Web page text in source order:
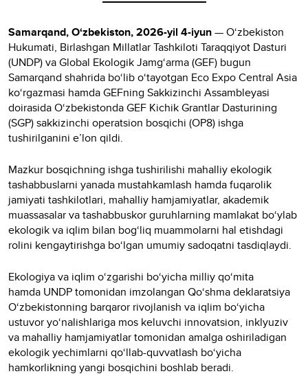
Samarqand, O‘zbekiston, 2026-yil 4-iyun— O‘zbekiston
Hukumati, Birlashgan Millatlar Tashkiloti Taraqqiyot Dasturi
(UNDP) va Global Ekologik Jamg‘arma (GEF) bugun
Samarqand shahrida bo‘lib o‘tayotgan Eco Expo Central Asia
ko‘rgazmasi hamda GEFning Sakkizinchi Assambleyasi
doirasida O‘zbekistonda GEF Kichik Grantlar Dasturining
(SGP) sakkizinchi operatsion bosqichi (OP8) ishga
tushirilganini e’lon qildi.
Mazkur bosqichning ishga tushirilishi mahalliy ekologik
tashabbuslarni yanada mustahkamlash hamda fuqarolik
jamiyati tashkilotlari, mahalliy hamjamiyatlar, akademik
muassasalar va tashabbuskor guruhlarning mamlakat bo‘ylab
ekologik va iqlim bilan bog‘liq muammolarni hal etishdagi
rolini kengaytirishga bo‘lgan umumiy sadoqatni tasdiqlaydi.
Ekologiya va iqlim o‘zgarishi bo‘yicha milliy qo‘mita
hamda UNDP tomonidan imzolangan Qo‘shma deklaratsiya
O‘zbekistonning barqaror rivojlanish va iqlim bo‘yicha
ustuvor yo‘nalishlariga mos keluvchi innovatsion, inklyuziv
va mahalliy hamjamiyatlar tomonidan amalga oshiriladigan
ekologik yechimlarni qo‘llab-quvvatlash bo‘yicha
hamkorlikning yangi bosqichini boshlab beradi.